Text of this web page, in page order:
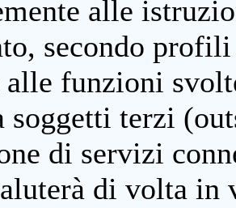
alle
secondo
funzioni
soggetti terzi
di servizi
di volta in